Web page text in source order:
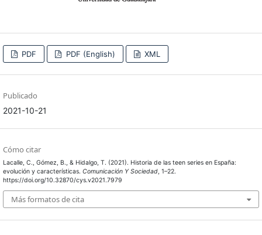
PDF PDF (English) XML
Publicado
2021-10-21
Cómo citar
Lacalle, C., Gómez, B., & Hidalgo, T. (2021). Historia de las teen series en España:
evolución y características. Comunicación Y Sociedad, 1–22.
https://doi.org/10.32870/cys.v2021.7979
Más formatos de cita